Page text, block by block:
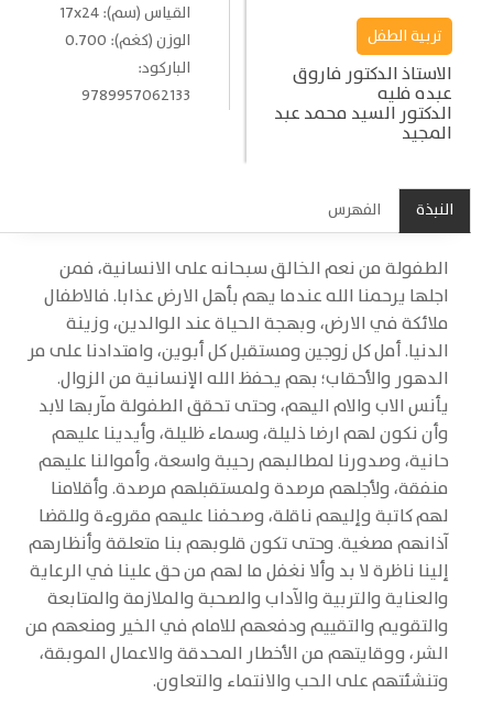
تربية الطفل
الاستاذ الدكتور فاروق
عبده فليه
الدكتور السيد محمد عبد
المجيد
القياس (سم): 17x24
الوزن (كغم): 0.700
الباركود:
9789957062133
النبذة الفهرس
الطفولة من نعم الخالق سبحانه على الانسانية، فمن
اجلها يرحمنا الله عندما يهم بأهل الارض عذابا. فالاطفال
ملائكة في الارض، وبهجة الحياة عند الوالدين، وزينة
الدنيا. أمل كل زوجين ومستقبل كل أبوين، وامتدادنا على مر
الدهور والأحقاب؛ بهم يحفظ الله الإنسانية من الزوال.
يأنس الاب والام اليهم، وحتى تحقق الطفولة مآربها لابد
وأن نكون لهم ارضا ذليلة، وسماء ظليلة، وأيدينا عليهم
حانية، وصدورنا لمطالبهم رحيبة واسعة، وأموالنا عليهم
منفقة، ولأجلهم مرصدة ولمستقبلهم مرصدة. وأقلامنا
لهم كاتبة وإليهم ناقلة، وصحفنا عليهم مقروءة وللقضا
آذانهم مصغية. وحتى تكون قلوبهم بنا متعلقة وأنظارهم
إلينا ناظرة لا بد وألا نغفل ما لهم من حق علينا في الرعاية
والعناية والتربية والآداب والصحبة والملازمة والمتابعة
والتقويم والتقييم ودفعهم للامام في الخير ومنعهم من
الشر، ووقايتهم من الأخطار المحدقة والاعمال الموبقة،
وتنشئتهم على الحب والانتماء والتعاون.